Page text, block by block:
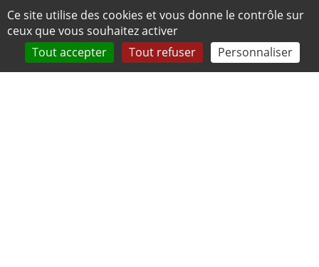
Panneau de gestion des cookies
Ce site utilise des cookies et vous donne le contrôle sur
ceux que vous souhaitez activer
Tout accepter
Tout refuser Personnaliser